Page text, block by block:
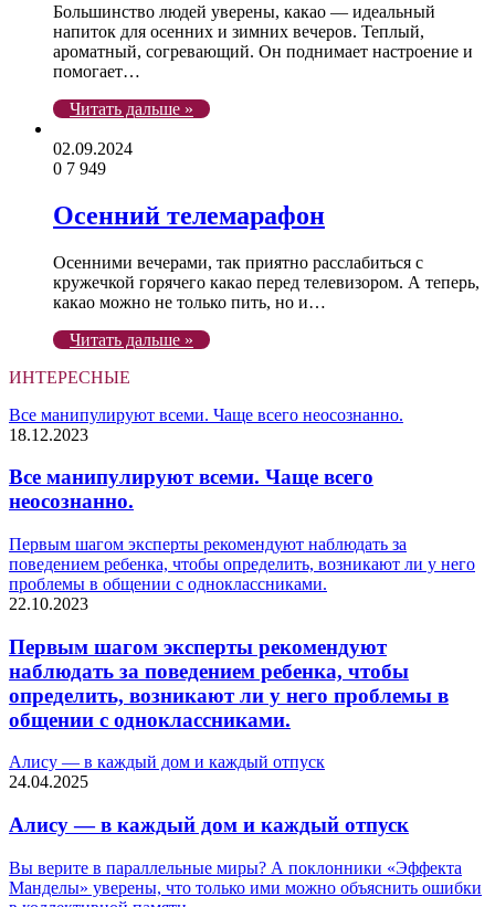
Большинство людей уверены, какао — идеальный
напиток для осенних и зимних вечеров. Теплый,
ароматный, согревающий. Он поднимает настроение и
помогает…
Читать дальше »
02.09.2024
0 7 949
Осенний телемарафон
Осенними вечерами, так приятно расслабиться с
кружечкой горячего какао перед телевизором. А теперь,
какао можно не только пить, но и…
Читать дальше »
ИНТЕРЕСНЫЕ
Все манипулируют всеми. Чаще всего неосознанно.
18.12.2023
Все манипулируют всеми. Чаще всего
неосознанно.
Первым шагом эксперты рекомендуют наблюдать за
поведением ребенка, чтобы определить, возникают ли у него
проблемы в общении с одноклассниками.
22.10.2023
Первым шагом эксперты рекомендуют
наблюдать за поведением ребенка, чтобы
определить, возникают ли у него проблемы в
общении с одноклассниками.
Алису — в каждый дом и каждый отпуск
24.04.2025
Алису — в каждый дом и каждый отпуск
Вы верите в параллельные миры? А поклонники «Эффекта
Манделы» уверены, что только ими можно объяснить ошибки